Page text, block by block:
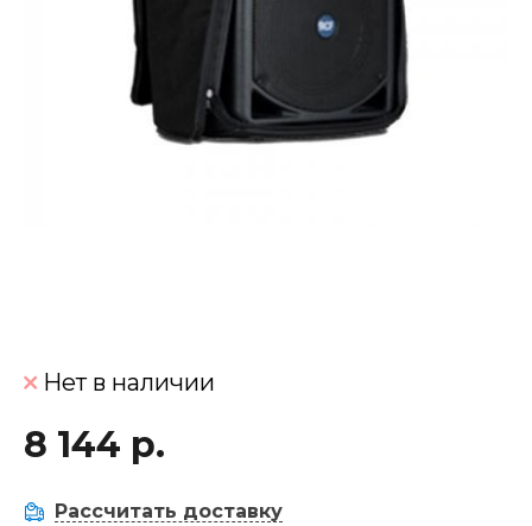
Нет в наличии
8 144 р.
Рассчитать доставку